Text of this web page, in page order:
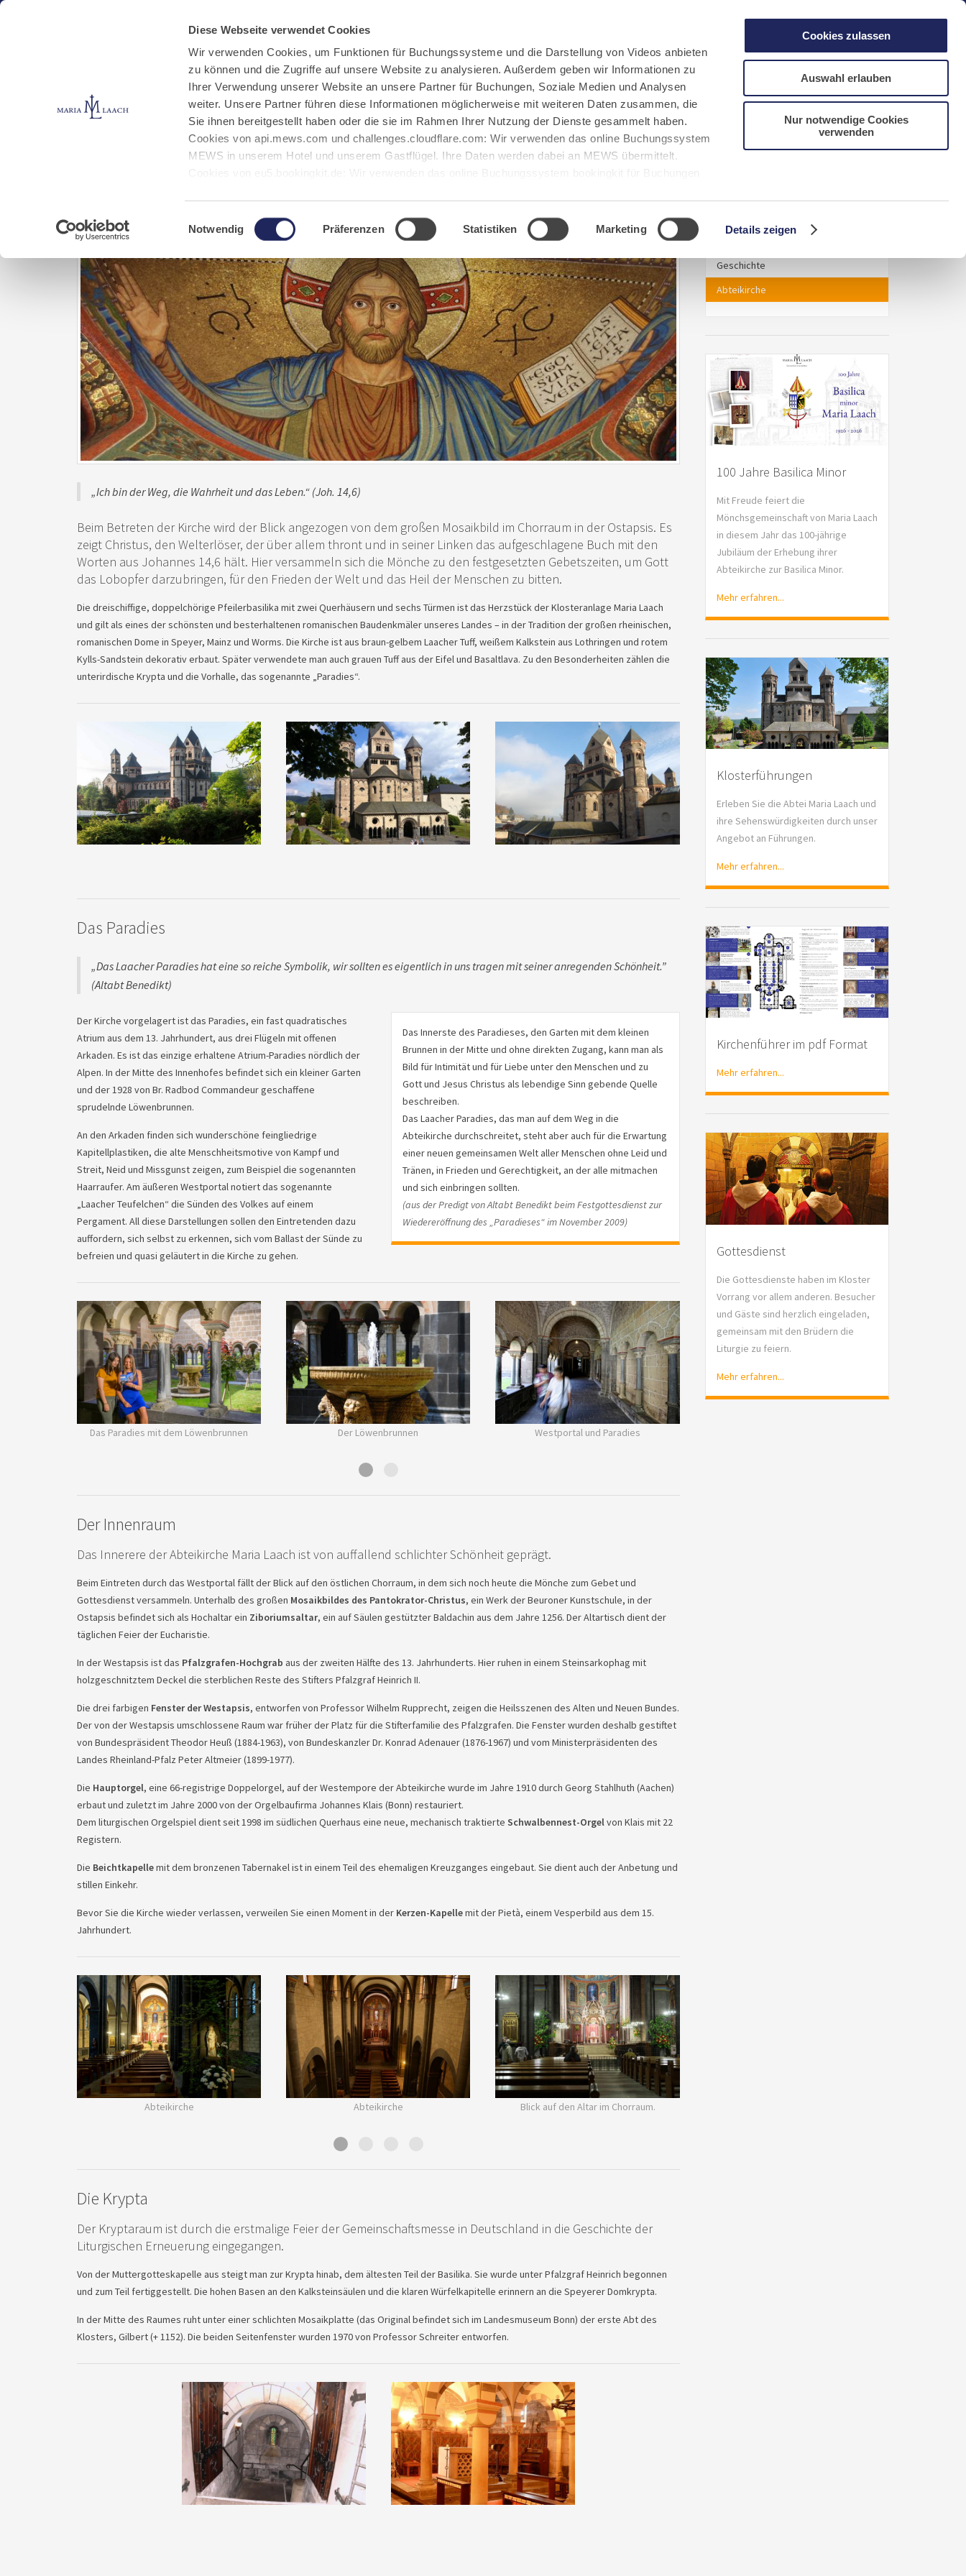
Diese Webseite verwendet Cookies
Wir verwenden Cookies, um Funktionen für Buchungssysteme und die Darstellung von Videos anbieten
zu können und die Zugriffe auf unsere Website zu analysieren. Außerdem geben wir Informationen zu
Ihrer Verwendung unserer Website an unsere Partner für Buchungen, Soziale Medien und Analysen
weiter. Unsere Partner führen diese Informationen möglicherweise mit weiteren Daten zusammen, die
Sie ihnen bereitgestellt haben oder die sie im Rahmen Ihrer Nutzung der Dienste gesammelt haben.
Cookies von api.mews.com und challenges.cloudflare.com: Wir verwenden das online Buchungssystem
MEWS in unserem Hotel und unserem Gastflügel. Ihre Daten werden dabei an MEWS übermittelt.
Einwilligungsauswahl
Notwendig Präferenzen Statistiken Marketing Details zeigen
Cookies zulassen
Auswahl erlauben
Nur notwendige Cookies
verwenden
Kloster Klosterbetriebe Spenden Infos
Abteikirche
NL CN/中文
Unser Kloster Kirche und Kloster Abteikirche
„Ich bin der Weg, die Wahrheit und das Leben.“ (Joh. 14,6)
Beim Betreten der Kirche wird der Blick angezogen von dem großen Mosaikbild im Chorraum in der Ostapsis. Es
zeigt Christus, den Welterlöser, der über allem thront und in seiner Linken das aufgeschlagene Buch mit den
Worten aus Johannes 14,6 hält. Hier versammeln sich die Mönche zu den festgesetzten Gebetszeiten, um Gott
das Lobopfer darzubringen, für den Frieden der Welt und das Heil der Menschen zu bitten.
Die dreischiffige, doppelchörige Pfeilerbasilika mit zwei Querhäusern und sechs Türmen ist das Herzstück der Klosteranlage Maria Laach
und gilt als eines der schönsten und besterhaltenen romanischen Baudenkmäler unseres Landes – in der Tradition der großen rheinischen,
romanischen Dome in Speyer, Mainz und Worms. Die Kirche ist aus braun-gelbem Laacher Tuff, weißem Kalkstein aus Lothringen und rotem
Kylls-Sandstein dekorativ erbaut. Später verwendete man auch grauen Tuff aus der Eifel und Basaltlava. Zu den Besonderheiten zählen die
unterirdische Krypta und die Vorhalle, das sogenannte „Paradies“.
Das Paradies
„Das Laacher Paradies hat eine so reiche Symbolik, wir sollten es eigentlich in uns tragen mit seiner anregenden Schönheit.”
(Altabt Benedikt)
Der Kirche vorgelagert ist das Paradies, ein fast quadratisches
Atrium aus dem 13. Jahrhundert, aus drei Flügeln mit offenen
Arkaden. Es ist das einzige erhaltene Atrium-Paradies nördlich der
Alpen. In der Mitte des Innenhofes befindet sich ein kleiner Garten
und der 1928 von Br. Radbod Commandeur geschaffene
sprudelnde Löwenbrunnen.
An den Arkaden finden sich wunderschöne feingliedrige
Kapitellplastiken, die alte Menschheitsmotive von Kampf und
Streit, Neid und Missgunst zeigen, zum Beispiel die sogenannten
Haarraufer. Am äußeren Westportal notiert das sogenannte
„Laacher Teufelchen“ die Sünden des Volkes auf einem
Pergament. All diese Darstellungen sollen den Eintretenden dazu
auffordern, sich selbst zu erkennen, sich vom Ballast der Sünde zu
befreien und quasi geläutert in die Kirche zu gehen.
Das Innerste des Paradieses, den Garten mit dem kleinen
Brunnen in der Mitte und ohne direkten Zugang, kann man als
Bild für Intimität und für Liebe unter den Menschen und zu
Gott und Jesus Christus als lebendige Sinn gebende Quelle
beschreiben.
Das Laacher Paradies, das man auf dem Weg in die
Abteikirche durchschreitet, steht aber auch für die Erwartung
einer neuen gemeinsamen Welt aller Menschen ohne Leid und
Tränen, in Frieden und Gerechtigkeit, an der alle mitmachen
und sich einbringen sollten.
(aus der Predigt von Altabt Benedikt beim Festgottesdienst zur
Wiedereröffnung des „Paradieses“ im November 2009)
Das Paradies mit dem Löwenbrunnen Der Löwenbrunnen Westportal und Paradies
Der Innenraum
Das Innerere der Abteikirche Maria Laach ist von auffallend schlichter Schönheit geprägt.
Beim Eintreten durch das Westportal fällt der Blick auf den östlichen Chorraum, in dem sich noch heute die Mönche zum Gebet und
Gottesdienst versammeln. Unterhalb des großen Mosaikbildes des Pantokrator-Christus, ein Werk der Beuroner Kunstschule, in der
Ostapsis befindet sich als Hochaltar ein Ziboriumsaltar, ein auf Säulen gestützter Baldachin aus dem Jahre 1256. Der Altartisch dient der
täglichen Feier der Eucharistie.
In der Westapsis ist das Pfalzgrafen-Hochgrab aus der zweiten Hälfte des 13. Jahrhunderts. Hier ruhen in einem Steinsarkophag mit
holzgeschnitztem Deckel die sterblichen Reste des Stifters Pfalzgraf Heinrich II.
Die drei farbigen Fenster der Westapsis, entworfen von Professor Wilhelm Rupprecht, zeigen die Heilsszenen des Alten und Neuen Bundes.
Der von der Westapsis umschlossene Raum war früher der Platz für die Stifterfamilie des Pfalzgrafen. Die Fenster wurden deshalb gestiftet
von Bundespräsident Theodor Heuß (1884-1963), von Bundeskanzler Dr. Konrad Adenauer (1876-1967) und vom Ministerpräsidenten des
Landes Rheinland-Pfalz Peter Altmeier (1899-1977).
Die Hauptorgel, eine 66-registrige Doppelorgel, auf der Westempore der Abteikirche wurde im Jahre 1910 durch Georg Stahlhuth (Aachen)
erbaut und zuletzt im Jahre 2000 von der Orgelbaufirma Johannes Klais (Bonn) restauriert.
Dem liturgischen Orgelspiel dient seit 1998 im südlichen Querhaus eine neue, mechanisch traktierte Schwalbennest-Orgelvon Klais mit 22
Registern.
Die Beichtkapellemit dem bronzenen Tabernakel ist in einem Teil des ehemaligen Kreuzganges eingebaut. Sie dient auch der Anbetung und
stillen Einkehr.
Bevor Sie die Kirche wieder verlassen, verweilen Sie einen Moment in der Kerzen-Kapellemit der Pietà, einem Vesperbild aus dem 15.
Jahrhundert.
Abteikirche Abteikirche Blick auf den Altar im Chorraum.
Die Krypta
Der Kryptaraum ist durch die erstmalige Feier der Gemeinschaftsmesse in Deutschland in die Geschichte der
Liturgischen Erneuerung eingegangen.
Von der Muttergotteskapelle aus steigt man zur Krypta hinab, dem ältesten Teil der Basilika. Sie wurde unter Pfalzgraf Heinrich begonnen
und zum Teil fertiggestellt. Die hohen Basen an den Kalksteinsäulen und die klaren Würfelkapitelle erinnern an die Speyerer Domkrypta.
In der Mitte des Raumes ruht unter einer schlichten Mosaikplatte (das Original befindet sich im Landesmuseum Bonn) der erste Abt des
Klosters, Gilbert (+ 1152). Die beiden Seitenfenster wurden 1970 von Professor Schreiter entworfen.
Geschichte
Abteikirche
100 Jahre Basilica Minor
Mit Freude feiert die
Mönchsgemeinschaft von Maria Laach
in diesem Jahr das 100-jährige
Jubiläum der Erhebung ihrer
Abteikirche zur Basilica Minor.
Mehr erfahren...
Klosterführungen
Erleben Sie die Abtei Maria Laach und
ihre Sehenswürdigkeiten durch unser
Angebot an Führungen.
Mehr erfahren...
Kirchenführer im pdf Format
Mehr erfahren...
Gottesdienst
Die Gottesdienste haben im Kloster
Vorrang vor allem anderen. Besucher
und Gäste sind herzlich eingeladen,
gemeinsam mit den Brüdern die
Liturgie zu feiern.
Mehr erfahren...